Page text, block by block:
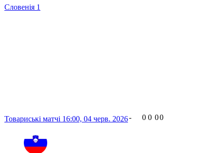
Словенія 1
Товариські матчі 16:00, 04 черв. 2026- 0 0 00